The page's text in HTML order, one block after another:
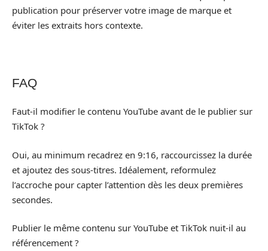
publication pour préserver votre image de marque et
éviter les extraits hors contexte.
FAQ
Faut-il modifier le contenu YouTube avant de le publier sur
TikTok ?
Oui, au minimum recadrez en 9:16, raccourcissez la durée
et ajoutez des sous-titres. Idéalement, reformulez
l’accroche pour capter l’attention dès les deux premières
secondes.
Publier le même contenu sur YouTube et TikTok nuit-il au
référencement ?